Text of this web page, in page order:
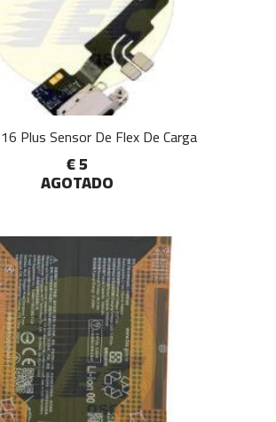
Plus Sensor De Flex De Carga
€ 5
AGOTADO